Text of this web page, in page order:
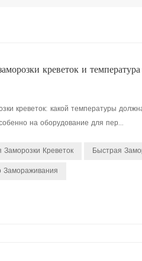
креветок и
креветок: какой температуры
на оборудование для пер...
Креветок
Быстрая
Замораживания